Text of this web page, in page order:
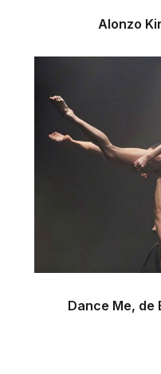
Alonzo
Dance Me, de